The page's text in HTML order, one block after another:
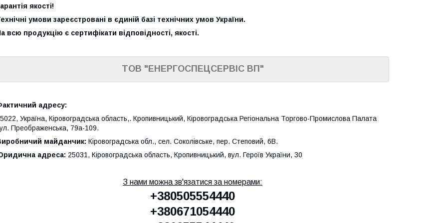
якості!
умови зареєстровані в єдиній базі технічних умов України.
всю продукцію є сертифікати відповідності, якості.
ТОВ "ЕНЕРГОСПЕЦСЕРВІС ВП"
адресу:
Україна, Кіровоградська область,. Кропивницький, Кіровоградська Регіональна Торгово-Промислова Палата
Преображенська, 79а-109.
майданчик: Кіровоградська обл., сел. Соколівське, пер. Степовий, 6В.
адреса: 25031, Кіровоградська область, Кропивницький, вул. Героїв України, 30
З нами можна зв'язатися за номерами:
+380505554440
+380671054440